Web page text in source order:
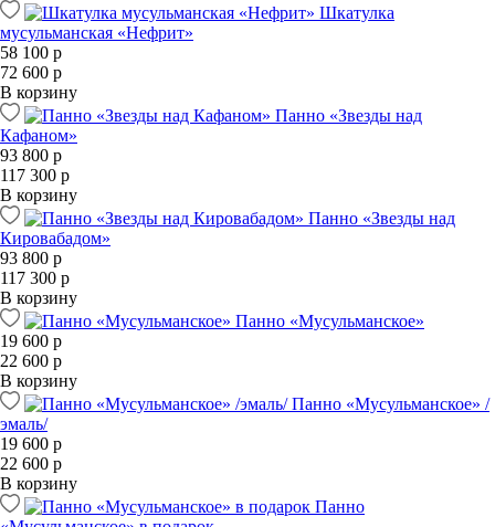
Шкатулка
мусульманская «Нефрит»
58 100 р
72 600 р
В корзину
Панно «Звезды над
Кафаном»
93 800 р
117 300 р
В корзину
Панно «Звезды над
Кировабадом»
93 800 р
117 300 р
В корзину
Панно «Мусульманское»
19 600 р
22 600 р
В корзину
Панно «Мусульманское» /
эмаль/
19 600 р
22 600 р
В корзину
Панно